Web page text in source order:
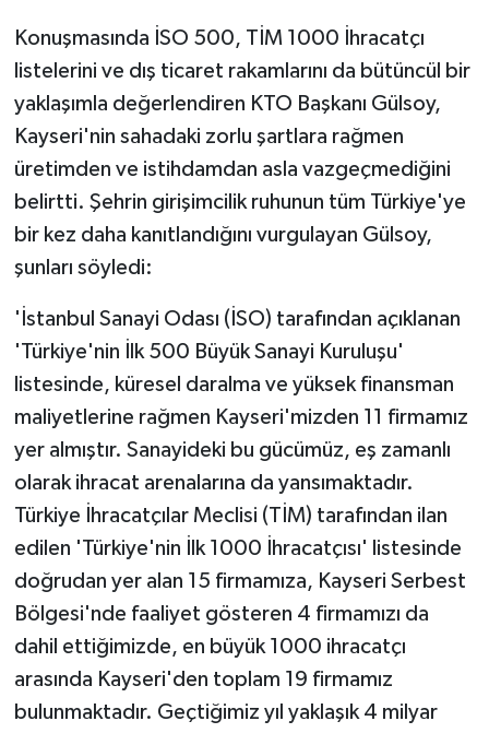
Konuşmasında İSO 500, TİM 1000 İhracatçı
listelerini ve dış ticaret rakamlarını da bütüncül bir
yaklaşımla değerlendiren KTO Başkanı Gülsoy,
Kayseri'nin sahadaki zorlu şartlara rağmen
üretimden ve istihdamdan asla vazgeçmediğini
belirtti. Şehrin girişimcilik ruhunun tüm Türkiye'ye
bir kez daha kanıtlandığını vurgulayan Gülsoy,
şunları söyledi:
'İstanbul Sanayi Odası (İSO) tarafından açıklanan
'Türkiye'nin İlk 500 Büyük Sanayi Kuruluşu'
listesinde, küresel daralma ve yüksek finansman
maliyetlerine rağmen Kayseri'mizden 11 firmamız
yer almıştır. Sanayideki bu gücümüz, eş zamanlı
olarak ihracat arenalarına da yansımaktadır.
Türkiye İhracatçılar Meclisi (TİM) tarafından ilan
edilen 'Türkiye'nin İlk 1000 İhracatçısı' listesinde
doğrudan yer alan 15 firmamıza, Kayseri Serbest
Bölgesi'nde faaliyet gösteren 4 firmamızı da
dahil ettiğimizde, en büyük 1000 ihracatçı
arasında Kayseri'den toplam 19 firmamız
bulunmaktadır. Geçtiğimiz yıl yaklaşık 4 milyar